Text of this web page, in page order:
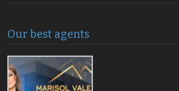
Our best agents